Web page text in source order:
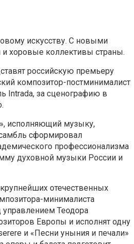
искусству. С новыми
хоровые коллективы страны.
российскую премьеру
композитор-постминималист
Intrada, за сценографию в
исполняющий музыку,
сформировал
профессионализма
духовной музыки России и
отечественных
минималиста
управлением Теодора
Европы и исполнят одну
и «Песни уныния и печали»